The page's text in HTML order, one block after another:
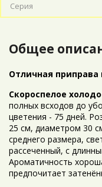
Серия
Общее
Отличная приправа
Скороспелое
полных всходов до
цветения - 75 дней.
25 см, диаметром 30
среднего размера,
рассеченный, с
Ароматичность
предпочитает